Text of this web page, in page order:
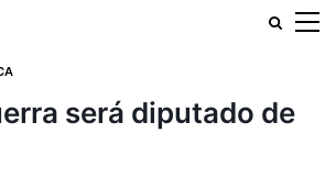
será diputado de